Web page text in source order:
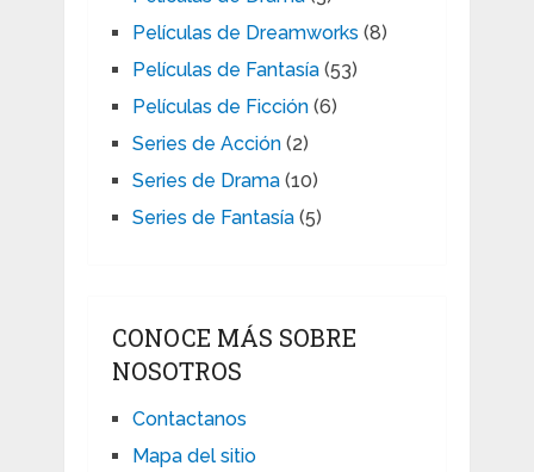
Películas de Dreamworks (8)
Películas de Fantasía(53)
Películas de Ficción(6)
Series de Acción(2)
Series de Drama(10)
Series de Fantasía(5)
CONOCE MÁS SOBRE
NOSOTROS
Contactanos
Mapa del sitio